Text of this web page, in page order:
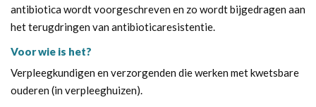
antibiotica wordt voorgeschreven en zo wordt bijgedragen aan
het terugdringen van antibioticaresistentie.
Voor wie is het?
Verpleegkundigen en verzorgenden die werken met kwetsbare
ouderen (in verpleeghuizen).